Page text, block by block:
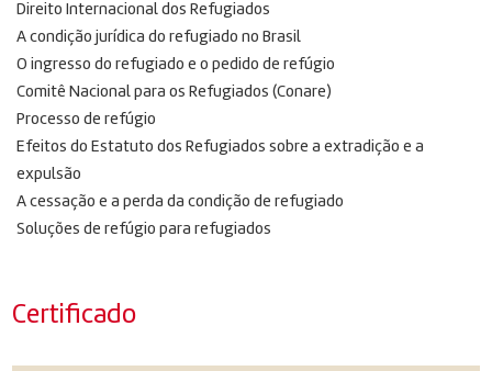
Direito Internacional dos Refugiados
A condição jurídica do refugiado no Brasil
O ingresso do refugiado e o pedido de refúgio
Comitê Nacional para os Refugiados (Conare)
Processo de refúgio
Efeitos do Estatuto dos Refugiados sobre a extradição e a
expulsão
A cessação e a perda da condição de refugiado
Soluções de refúgio para refugiados
Certificado